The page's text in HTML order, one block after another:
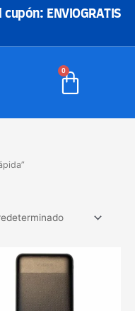
ENVIOGRATIS
0
Carrito